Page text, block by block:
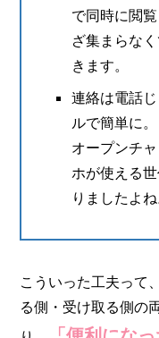
で同時に閲
ざ集まらな
きます。
連絡は電話
ルで簡単に
オープンチ
ホが使える
りましたよね
こういった工夫って
る側・受け取る側の